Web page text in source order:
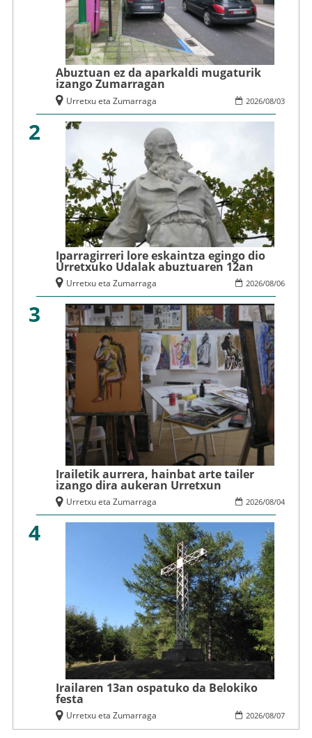
Abuztuan ez da aparkaldi mugaturik
izango Zumarragan
2026/08/03
Urretxu eta Zumarraga
2
Iparragirreri lore eskaintza egingo dio
Urretxuko Udalak abuztuaren 12an
2026/08/06
Urretxu eta Zumarraga
3
Irailetik aurrera, hainbat arte tailer
izango dira aukeran Urretxun
2026/08/04
Urretxu eta Zumarraga
4
Irailaren 13an ospatuko da Belokiko
festa
2026/08/07
Urretxu eta Zumarraga